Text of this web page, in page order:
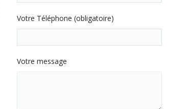
Votre Téléphone (obligatoire)
Votre message